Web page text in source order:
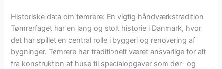
Historiske data om tømrere: En vigtig håndværkstradition
Tømrerfaget har en lang og stolt historie i Danmark, hvor
det har spillet en central rolle i byggeri og renovering af
bygninger. Tømrere har traditionelt været ansvarlige for alt
fra konstruktion af huse til specialopgaver som dør- og